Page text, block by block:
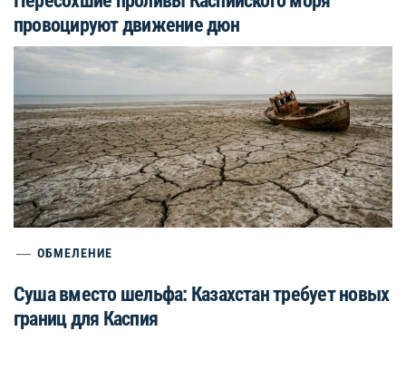
провоцируют движение дюн
ОБМЕЛЕНИЕ
Суша вместо шельфа: Казахстан требует новых
границ для Каспия